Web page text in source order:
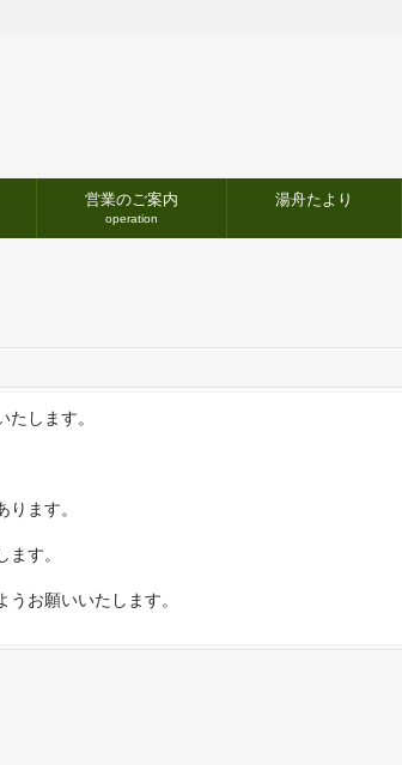
営業のご案内
operation
湯舟たより
します。
ます。
す。
お願いいたします。